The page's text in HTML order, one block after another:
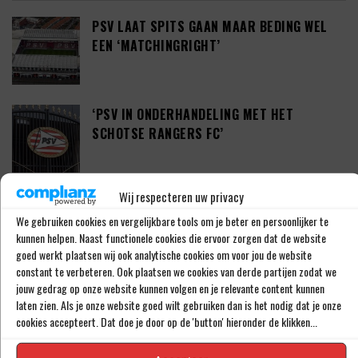
Wij respecteren uw privacy
We gebruiken cookies en vergelijkbare tools om je beter en persoonlijker te
kunnen helpen. Naast functionele cookies die ervoor zorgen dat de website
goed werkt plaatsen wij ook analytische cookies om voor jou de website
constant te verbeteren. Ook plaatsen we cookies van derde partijen zodat we
jouw gedrag op onze website kunnen volgen en je relevante content kunnen
laten zien. Als je onze website goed wilt gebruiken dan is het nodig dat je onze
cookies accepteert. Dat doe je door op de 'button' hieronder de klikken...
PSV LAAT SPITS GAAN MAAR BEDING WEL
EEN ‘MATCHINGRIGHT’
‘PSV IN ONDERHANDELING MET HET
SCHOTSE RANGERS FC’
‘PSV WIL ZICH GAAN VERSTERKEN MET 29-
JARIGE ADAMA CAMARA’
JOEL DROMMEL (29) TEKENT VOOR VIER
JAAR BIJ FC TWENTE